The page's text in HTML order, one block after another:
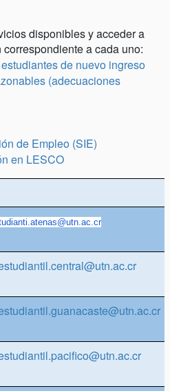
disponibles y acceder a
a cada uno:
de nuevo ingreso
(adecuaciones
de Empleo (SIE)
en LESCO
utn.ac.cr